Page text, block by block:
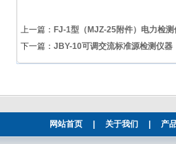
上一篇： FJ-1型（MJZ-25附件）电力检测
下一篇： JBY-10可调交流标准源检测仪器
网站首页 关于我们 产